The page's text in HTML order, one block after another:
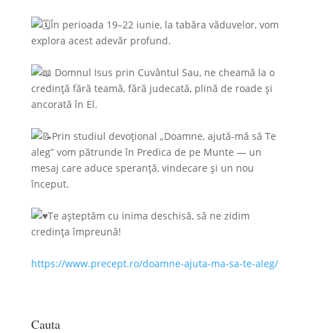
În perioada 19–22 iunie, la tabăra văduvelor, vom
explora acest adevăr profund.
Domnul Isus prin Cuvântul Sau, ne cheamă la o
credință fără teamă, fără judecată, plină de roade și
ancorată în El.
Prin studiul devoțional „Doamne, ajută-mă să Te
aleg” vom pătrunde în Predica de pe Munte — un
mesaj care aduce speranță, vindecare și un nou
început.
Te așteptăm cu inima deschisă, să ne zidim
credința împreună!
https://www.precept.ro/doamne-ajuta-ma-sa-te-aleg/
Cauta